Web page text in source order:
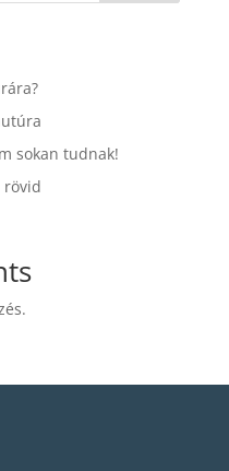
sokan tudnak!
rövid